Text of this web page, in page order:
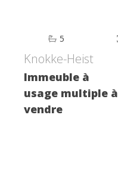
5
Knokke-Heist
Immeuble à
usage multiple à
vendre